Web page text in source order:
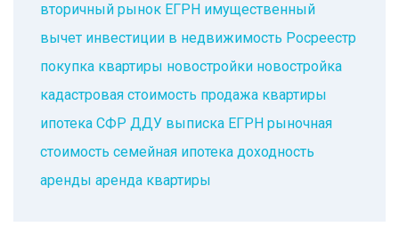
вторичный рынок ЕГРН имущественный
вычет инвестиции в недвижимость Росреестр
покупка квартиры новостройки новостройка
кадастровая стоимость продажа квартиры
ипотека СФР ДДУ выписка ЕГРН рыночная
стоимость семейная ипотека доходность
аренды аренда квартиры